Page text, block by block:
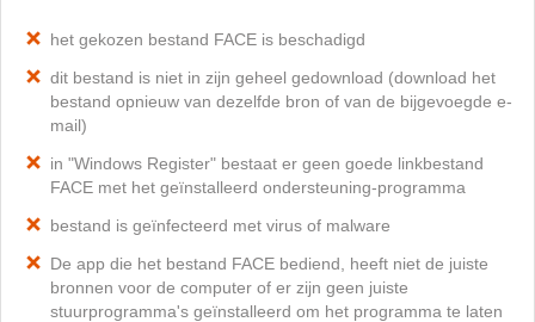
het gekozen bestand FACE is beschadigd
dit bestand is niet in zijn geheel gedownload (download het
bestand opnieuw van dezelfde bron of van de bijgevoegde e-
mail)
in "Windows Register" bestaat er geen goede linkbestand
FACE met het geïnstalleerd ondersteuning-programma
bestand is geïnfecteerd met virus of malware
De app die het bestand FACE bediend, heeft niet de juiste
bronnen voor de computer of er zijn geen juiste
stuurprogramma's geïnstalleerd om het programma te laten